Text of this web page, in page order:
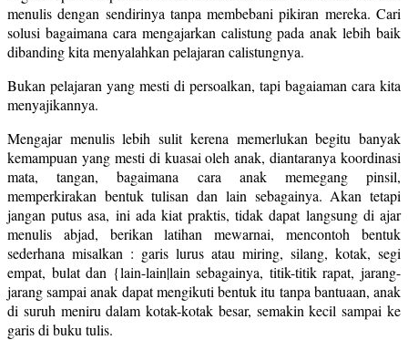
menulis dengan sendirinya tanpa membebani pikiran mereka. Cari
solusi bagaimana cara mengajarkan calistung pada anak lebih baik
dibanding kita menyalahkan pelajaran calistungnya.
Bukan pelajaran yang mesti di persoalkan, tapi bagaiaman cara kita
menyajikannya.
Mengajar menulis lebih sulit kerena memerlukan begitu banyak
kemampuan yang mesti di kuasai oleh anak, diantaranya koordinasi
mata, tangan, bagaimana cara anak memegang pinsil,
memperkirakan bentuk tulisan dan lain sebagainya. Akan tetapi
jangan putus asa, ini ada kiat praktis, tidak dapat langsung di ajar
menulis abjad, berikan latihan mewarnai, mencontoh bentuk
sederhana misalkan : garis lurus atau miring, silang, kotak, segi
empat, bulat dan {lain-lain|lain sebagainya, titik-titik rapat, jarang-
jarang sampai anak dapat mengikuti bentuk itu tanpa bantuaan, anak
di suruh meniru dalam kotak-kotak besar, semakin kecil sampai ke
garis di buku tulis.